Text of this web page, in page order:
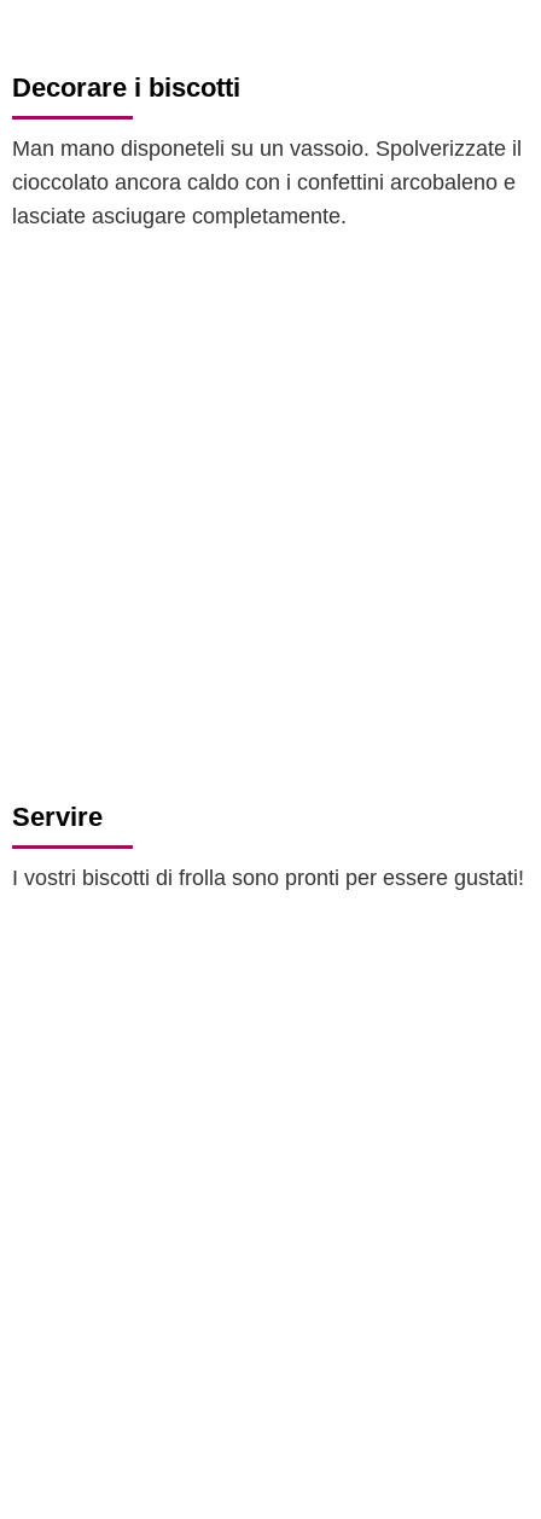
Decorare i biscotti
Man mano disponeteli su un vassoio. Spolverizzate il
cioccolato ancora caldo con i confettini arcobaleno e
lasciate asciugare completamente.
Servire
I vostri biscotti di frolla sono pronti per essere gustati!